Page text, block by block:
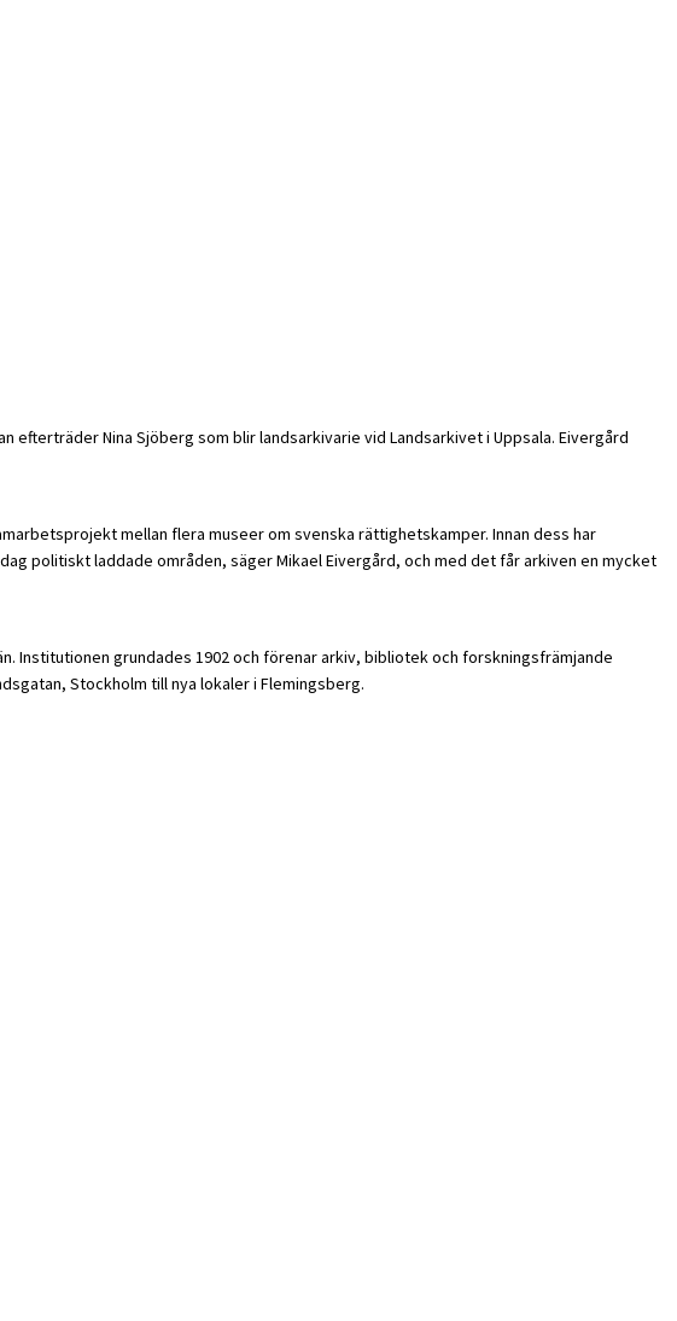
Nina Sjöberg som blir landsarkivarie vid Landsarkivet i Uppsala. Eivergård
mellan flera museer om svenska rättighetskamper. Innan dess har
politiskt laddade områden, säger Mikael Eivergård, och med det får arkiven en mycket
Institutionen grundades 1902 och förenar arkiv, bibliotek och forskningsfrämjande
Stockholm till nya lokaler i Flemingsberg.